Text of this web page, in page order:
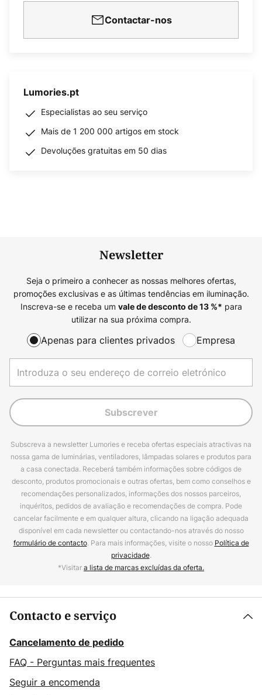
Contactar-nos
Lumories.pt
Especialistas ao seu serviço
Mais de 1 200 000 artigos em stock
Devoluções gratuitas em 50 dias
Newsletter
Seja o primeiro a conhecer as nossas melhores ofertas,
promoções exclusivas e as últimas tendências em iluminação.
Inscreva-se e receba um vale de desconto de13%* para
utilizar na sua próxima compra.
Apenas para clientes privados Empresa
Subscrever
Subscreva a newsletter Lumories e receba ofertas especiais atractivas na
nossa gama de luminárias, ventiladores, lâmpadas solares e produtos para
a casa conectada. Receberá também informações sobre códigos de
desconto, produtos promocionais e outras ofertas, bem como conselhos e
recomendações personalizados, informações dos nossos parceiros,
inquéritos, pedidos de avaliação e recomendações de compra. Pode
cancelar facilmente e em qualquer altura, clicando na ligação adequada
disponível em cada newsletter ou contactando-nos através do nosso
formulário de contacto. Para mais informações, visite o nosso Política de
privacidade.
*Visitara lista de marcas excluídas da oferta.
Contacto e serviço
Cancelamento de pedido
FAQ - Perguntas mais frequentes
Seguir a encomenda